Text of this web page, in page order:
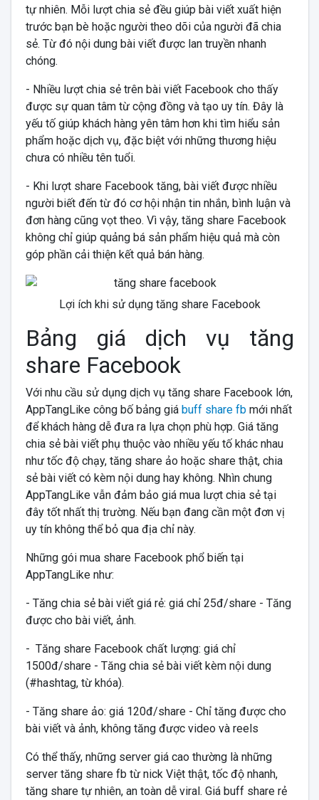
tự nhiên. Mỗi lượt chia sẻ đều giúp bài viết xuất hiện
trước bạn bè hoặc người theo dõi của người đã chia
sẻ. Từ đó nội dung bài viết được lan truyền nhanh
chóng.
- Nhiều lượt chia sẻ trên bài viết Facebook cho thấy
được sự quan tâm từ cộng đồng và tạo uy tín. Đây là
yếu tố giúp khách hàng yên tâm hơn khi tìm hiểu sản
phẩm hoặc dịch vụ, đặc biệt với những thương hiệu
chưa có nhiều tên tuổi.
- Khi lượt share Facebook tăng, bài viết được nhiều
người biết đến từ đó cơ hội nhận tin nhắn, bình luận và
đơn hàng cũng vọt theo. Vì vậy, tăng share Facebook
không chỉ giúp quảng bá sản phẩm hiệu quả mà còn
góp phần cải thiện kết quả bán hàng.
Lợi ích khi sử dụng tăng share Facebook
Bảng giá dịch vụ tăng
share Facebook
Với nhu cầu sử dụng dịch vụ tăng share Facebook lớn,
AppTangLike công bố bảng giá buff share fbmới nhất
để khách hàng dễ đưa ra lựa chọn phù hợp. Giá tăng
chia sẻ bài viết phụ thuộc vào nhiều yếu tố khác nhau
như tốc độ chạy, tăng share ảo hoặc share thật, chia
sẻ bài viết có kèm nội dung hay không. Nhìn chung
AppTangLike vẫn đảm bảo giá mua lượt chia sẻ tại
đây tốt nhất thị trường. Nếu bạn đang cần một đơn vị
uy tín không thể bỏ qua địa chỉ này.
Những gói mua share Facebook phổ biến tại
AppTangLike như:
- Tăng chia sẻ bài viết giá rẻ: giá chỉ 25đ/share - Tăng
được cho bài viết, ảnh.
- Tăng share Facebook chất lượng: giá chỉ
1500đ/share - Tăng chia sẻ bài viết kèm nội dung
(#hashtag, từ khóa).
- Tăng share ảo: giá 120đ/share - Chỉ tăng được cho
bài viết và ảnh, không tăng được video và reels
Có thể thấy, những server giá cao thường là những
server tăng share fb từ nick Việt thật, tốc độ nhanh,
tăng share tự nhiên, an toàn dễ viral. Giá buff share rẻ